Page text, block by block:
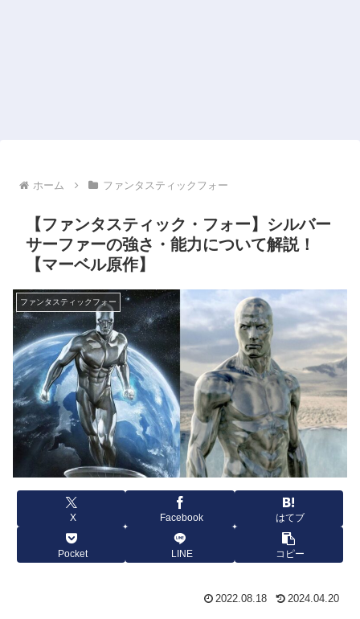
ホーム ファンタスティックフォー
【ファンタスティック・フォー】シルバー
サーファーの強さ・能力について解説！
【マーベル原作】
ファンタスティックフォー
X Facebook はてブ
Pocket LINE コピー
2022.08.18 2024.04.20